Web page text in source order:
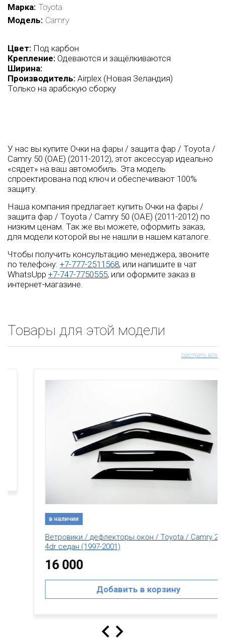
Марка Toyota
Модель Camry
Цвет: Под карбон
Крепление: Одеваются и защёлкиваются
Ширина:
Производитель: Airplex (Новая Зеландия)
Только на арабскую сборку
У нас вы купите Очки на фары / защита фар / Toyota /
Camry 50 (OAE) (2011-2012), этот аксессуар идеально
«сядет» на ваш автомобиль. Эта модель
спроектирована под ключ и обеспечивают 100%
защиту.
Наша компания предлагает купить Очки на фары /
защита фар / Toyota / Camry 50 (OAE) (2011-2012) по
низким ценам. Так же вы можете, оформить заказ,
для модели которой вы не нашли в нашем каталоге.
Чтобы получить консультацию менеджера, звоните
по телефону: +7-777-2511568, или напишите в чат
WhatsUpp +7-747-7750555, или оформите заказ в
интернет-магазине.
Товары для этой модели
смотреть все
в наличии
Ветровики / дефлекторы окон / Toyota / Camry 20
4dr седан (1997-2001)
16 000
Добавить в корзину